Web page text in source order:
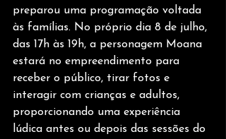
preparou uma programação voltada
às famílias. No próprio dia 8 de julho,
das 17h às 19h, a personagem Moana
estará no empreendimento para
receber o público, tirar fotos e
interagir com crianças e adultos,
proporcionando uma experiência
lúdica antes ou depois das sessões do